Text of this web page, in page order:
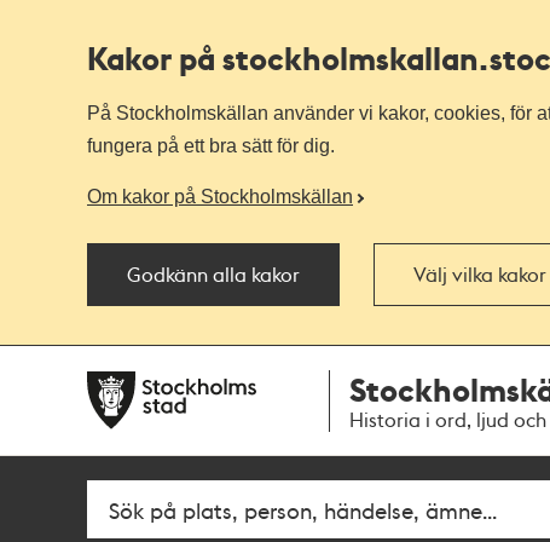
Kakor på stockholmskallan
På Stockholmskällan använder vi kakor, cookies, för
fungera på ett bra sätt för dig.
Om kakor på Stockholmskällan
Godkänn alla kakor Välj vilka
navigationen
huvudinnehållet
Historia i ord, ljud
Fritextsök